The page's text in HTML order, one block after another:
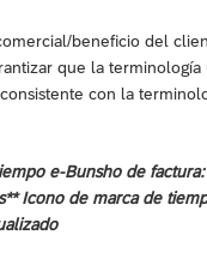
beneficio del
que la
con la
e-Bunsho de
Icono de marca de